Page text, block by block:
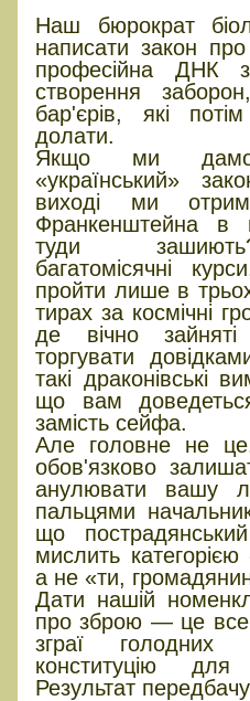
Наш бюрократ
написати закон
професійна ДНК
створення
бар'єрів, які
долати.
Якщо ми
«український»
виході ми
Франкенштейна в
туди
багатомісячні
пройти лише в
тирах за космічні
де вічно зайняті
торгувати
такі драконівські
що вам
замість сейфа.
Але головне не
обов'язково
анулювати вашу
пальцями
що
мислить
а не «ти,
Дати нашій
про зброю — це
зграї голодних
конституцію
Результат